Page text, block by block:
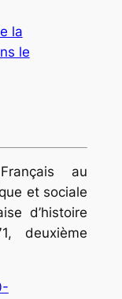
la
le
au
et sociale
d’histoire
deuxième